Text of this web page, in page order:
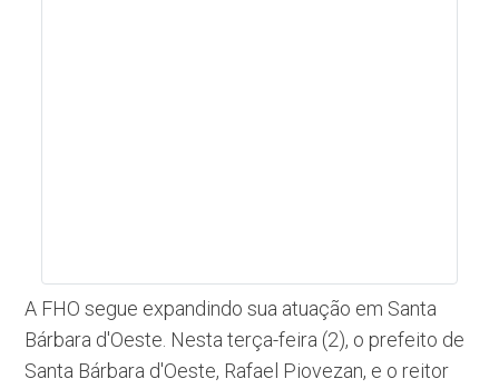
A FHO segue expandindo sua atuação em Santa
Bárbara d'Oeste. Nesta terça-feira (2), o prefeito de
Santa Bárbara d'Oeste, Rafael Piovezan, e o reitor